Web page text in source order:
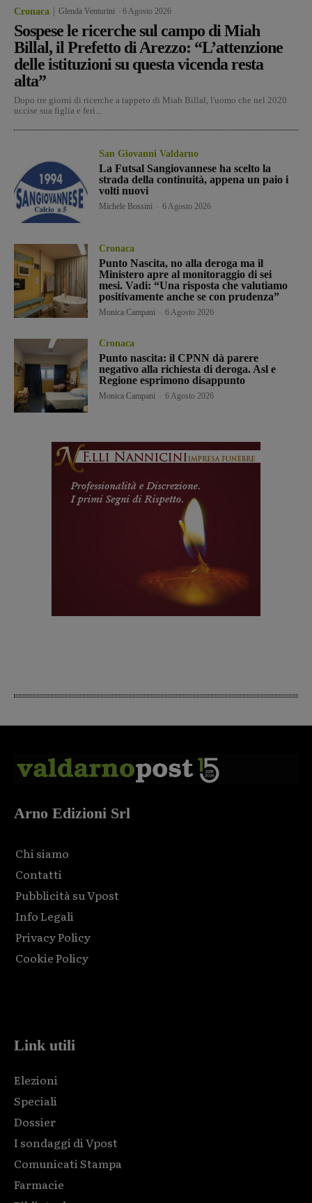
Cronaca Glenda Venturini 6 Agosto 2026
Sospese le ricerche sul campo di Miah
Billal, il Prefetto di Arezzo: “L’attenzione
delle istituzioni su questa vicenda resta
alta”
Dopo tre giorni di ricerche a tappeto di Miah Billal, l'uomo che nel 2020
uccise sua figlia e ferì...
San Giovanni Valdarno
La Futsal Sangiovannese ha scelto la
strada della continuità, appena un paio i
volti nuovi
Michele Bossini 6 Agosto 2026
Cronaca
Punto Nascita, no alla deroga ma il
Ministero apre al monitoraggio di sei
mesi. Vadi: “Una risposta che valutiamo
positivamente anche se con prudenza”
Monica Campani 6 Agosto 2026
Cronaca
Punto nascita: il CPNN dà parere
negativo alla richiesta di deroga. Asl e
Regione esprimono disappunto
Monica Campani 6 Agosto 2026
Arno Edizioni Srl
Chi siamo
Contatti
Pubblicità su Vpost
Info Legali
Privacy Policy
Cookie Policy
Link utili
Elezioni
Speciali
Dossier
I sondaggi di Vpost
Comunicati Stampa
Farmacie